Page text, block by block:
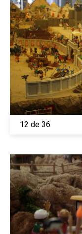
12 de 36